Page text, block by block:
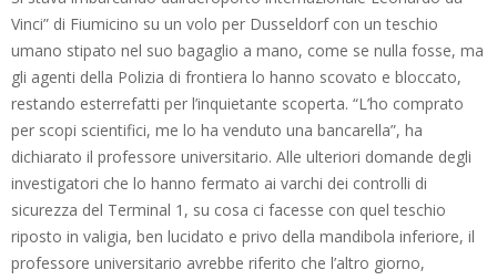
Vinci” di Fiumicino su un volo per Dusseldorf con un teschio
umano stipato nel suo bagaglio a mano, come se nulla fosse, ma
gli agenti della Polizia di frontiera lo hanno scovato e bloccato,
restando esterrefatti per l’inquietante scoperta. “L’ho comprato
per scopi scientifici, me lo ha venduto una bancarella”, ha
dichiarato il professore universitario. Alle ulteriori domande degli
investigatori che lo hanno fermato ai varchi dei controlli di
sicurezza del Terminal 1, su cosa ci facesse con quel teschio
riposto in valigia, ben lucidato e privo della mandibola inferiore, il
professore universitario avrebbe riferito che l’altro giorno,